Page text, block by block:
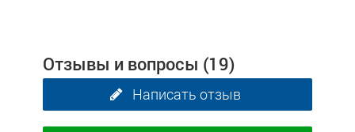
Отзывы и вопросы (19)
Написать отзыв